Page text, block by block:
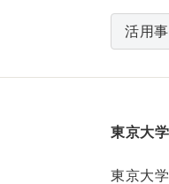
活用
東京大
東京大